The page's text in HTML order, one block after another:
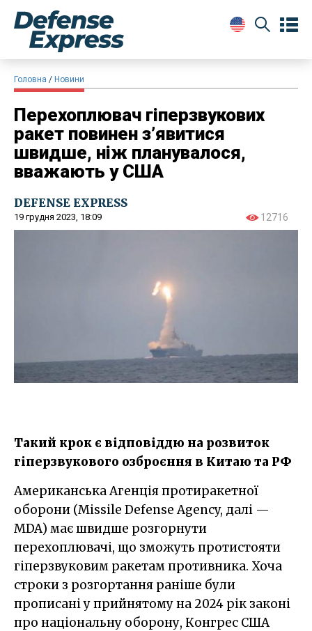
Головна Новини
Перехоплювач гіперзвукових
ракет повинен з’явитися
швидше, ніж планувалося,
вважають у США
DEFENSE EXPRESS
19 грудня 2023, 18:09 12716
Такий крок є відповіддю на розвиток
гіперзвукового озброєння в Китаю та РФ
Американська Агенція протиракетної
оборони (Missile Defense Agency, далі —
MDA) має швидше розгорнути
перехоплювачі, що зможуть протистояти
гіперзвуковим ракетам противника. Хоча
строки з розгортання раніше були
прописані у прийнятому на 2024 рік законі
про національну оборону, Конгрес США